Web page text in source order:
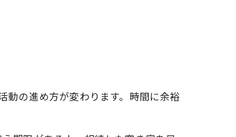
動の進め方が変わります。時間に余裕